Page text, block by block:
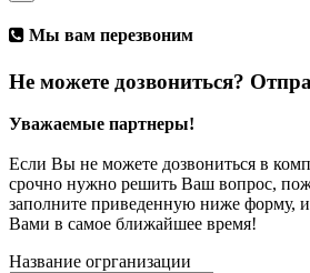
Мы вам перезвоним
Не можете дозвониться?
Уважаемые партнеры!
Если Вы не можете дозвониться в
срочно нужно решить Ваш вопрос,
заполните приведенную ниже форму,
Вами в самое ближайшее время!
Название огрганизации